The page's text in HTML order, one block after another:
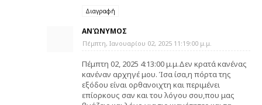
Διαγραφή
ΑΝΏΝΥΜΟΣ
Πέμπτη, Ιανουαρίου 02, 2025 11:19:00 μ.μ.
Πέμπτη 02, 2025 4:13:00 μ.μ.Δεν κρατά κανένας
κανέναν αρχηγέ μου. Ίσα ίσα,η πόρτα της
εξόδου είναι ορθανοιχτη και περιμένει
επίορκους σαν και του λόγου σου,που μας